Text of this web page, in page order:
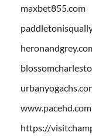
maxbet855.com
www.pacehd.com
https://